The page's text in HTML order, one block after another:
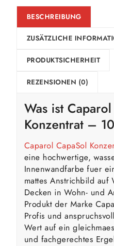
BESCHREIBUNG
ZUSÄTZLICHE
PRODUKTSICHERHEIT
REZENSIONEN (0)
Was ist Caparol
Konzentrat –
Caparol CapaSol
eine hochwertige,
Innenwandfarbe fuer
mattes Anstrichbild auf
Decken in Wohn- und
Produkt der Marke
Profis und
Wert auf ein
und fachgerechtes